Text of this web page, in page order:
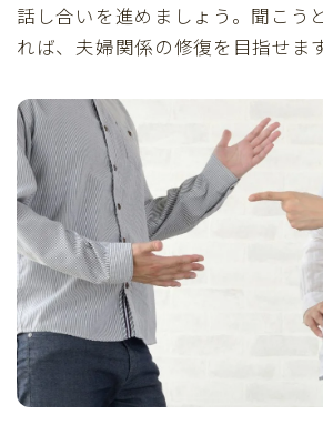
話し合いを進めましょう。聞こう
れば、夫婦関係の修復を目指せます